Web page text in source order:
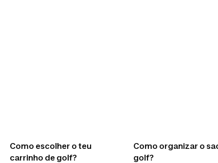
Como escolher o teu
carrinho de golf?
Como organizar o
golf?